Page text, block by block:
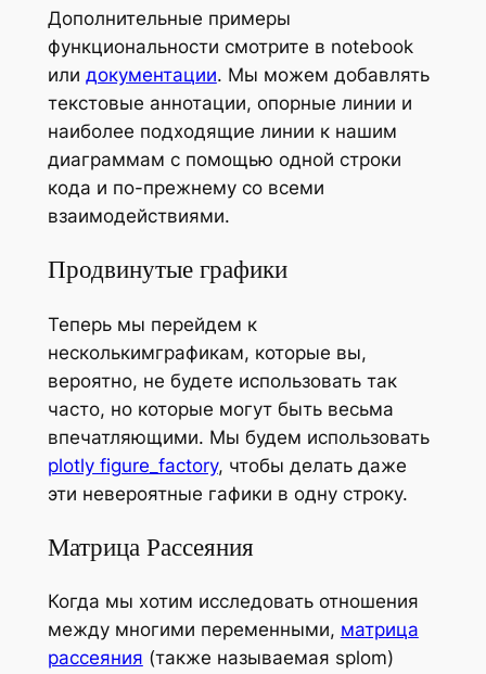
Дополнительные примеры
функциональности смотрите в notebook
или документации. Мы можем добавлять
текстовые аннотации, опорные линии и
наиболее подходящие линии к нашим
диаграммам с помощью одной строки
кода и по-прежнему со всеми
взаимодействиями.
Продвинутые графики
Теперь мы перейдем к
несколькимграфикам, которые вы,
вероятно, не будете использовать так
часто, но которые могут быть весьма
впечатляющими. Мы будем использовать
plotly figure_factory, чтобы делать даже
эти невероятные гафики в одну строку.
Матрица Рассеяния
Когда мы хотим исследовать отношения
между многими переменными, матрица
рассеяния (также называемая splom)